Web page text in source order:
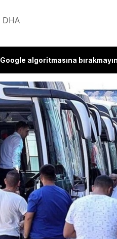
DHA
Google algoritmasına
Emniyet
Kurban
son teknoloji
Merkezleri,
edecek.